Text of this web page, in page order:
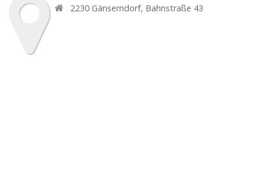
2230 Gänserndorf, Bahnstraße 43